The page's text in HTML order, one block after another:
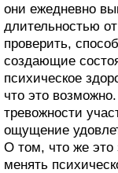
они ежедневно
длительностью
проверить,
создающие
психическое
что это
тревожности
ощущение
О том, что же это
менять